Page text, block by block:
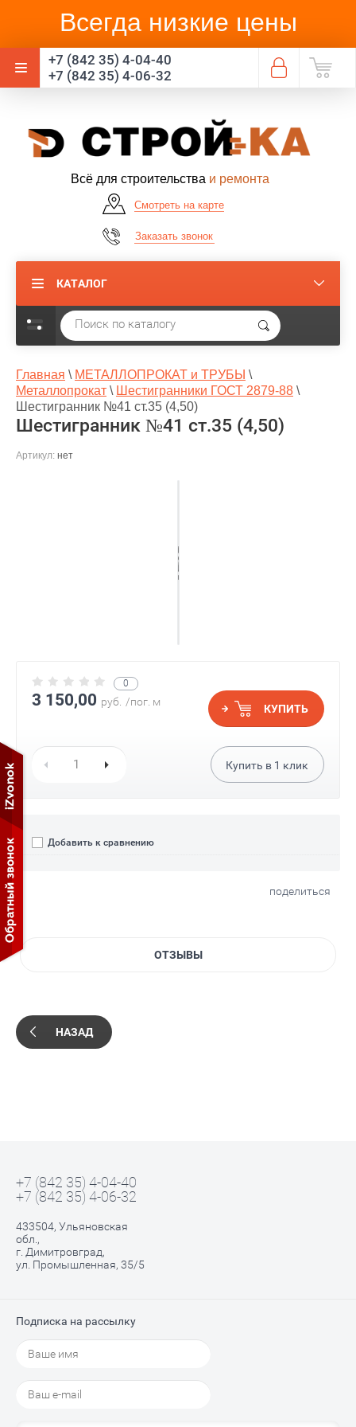
Всегда низкие цены
+7 (842 35) 4-04-40
+7 (842 35) 4-06-32
Всё для строительства и ремонта
Смотреть на карте
Заказать звонок
КАТАЛОГ
Главная \ МЕТАЛЛОПРОКАТ и ТРУБЫ \
Металлопрокат \ Шестигранники ГОСТ 2879-88 \
Шестигранник №41 ст.35 (4,50)
Шестигранник №41 ст.35 (4,50)
Артикул: нет
0
3 150,00 руб. /пог. м
КУПИТЬ
Купить в 1 клик
Добавить к сравнению
поделиться
ОТЗЫВЫ
НАЗАД
+7 (842 35) 4-04-40
+7 (842 35) 4-06-32
433504, Ульяновская
обл.,
г. Димитровград,
ул. Промышленная, 35/5
Подписка на рассылку